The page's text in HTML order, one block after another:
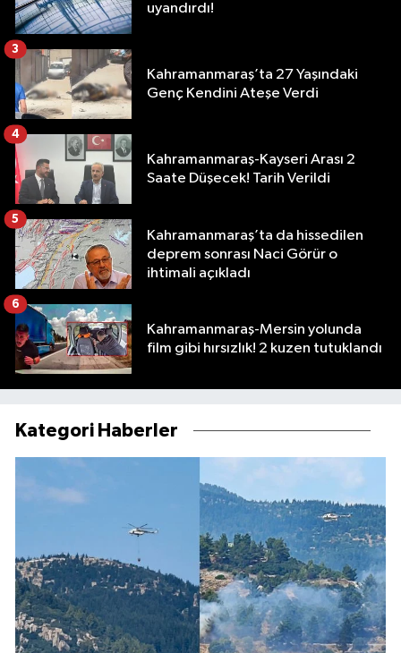
uyandırdı!
Kahramanmaraş’ta 27 Yaşındaki
Genç Kendini Ateşe Verdi
3
Kahramanmaraş-Kayseri Arası 2
Saate Düşecek! Tarih Verildi
4
Kahramanmaraş’ta da hissedilen
deprem sonrası Naci Görür o
ihtimali açıkladı
5
Kahramanmaraş-Mersin yolunda
film gibi hırsızlık! 2 kuzen tutuklandı
6
Kategori Haberler